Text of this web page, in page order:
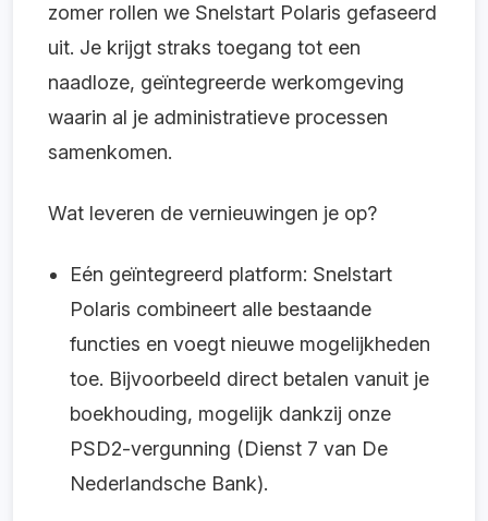
zomer rollen we Snelstart Polaris gefaseerd
uit. Je krijgt straks toegang tot een
naadloze, geïntegreerde werkomgeving
waarin al je administratieve processen
samenkomen.
Wat leveren de vernieuwingen je op?
Eén geïntegreerd platform: Snelstart
Polaris combineert alle bestaande
functies en voegt nieuwe mogelijkheden
toe. Bijvoorbeeld direct betalen vanuit je
boekhouding, mogelijk dankzij onze
PSD2-vergunning (Dienst 7 van De
Nederlandsche Bank).